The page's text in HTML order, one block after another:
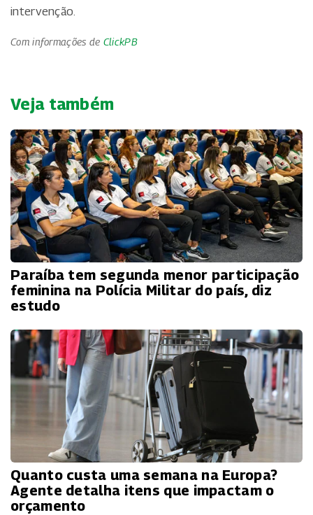
intervenção.
Com informações de ClickPB
Veja também
Paraíba tem segunda menor participação
feminina na Polícia Militar do país, diz
estudo
Quanto custa uma semana na Europa?
Agente detalha itens que impactam o
orçamento